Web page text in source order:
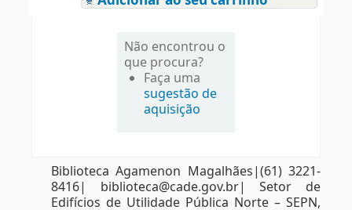
Não encontrou o
que procura?
Faça uma
sugestão de
aquisição
Biblioteca Agamenon Magalhães|(61) 3221-
8416| biblioteca@cade.gov.br| Setor de
Edifícios de Utilidade Pública Norte – SEPN,